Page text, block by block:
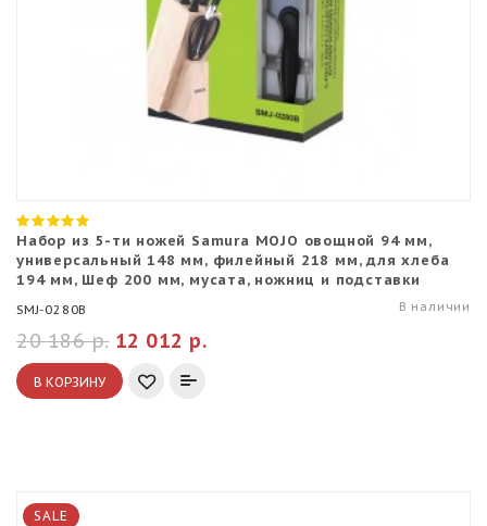
Набор из 5-ти ножей Samura MOJO овощной 94 мм,
универсальный 148 мм, филейный 218 мм, для хлеба
194 мм, Шеф 200 мм, мусата, ножниц и подставки
SMJ-0280B В наличии
12 012 р.
20 186 р.
В КОРЗИНУ
SALE